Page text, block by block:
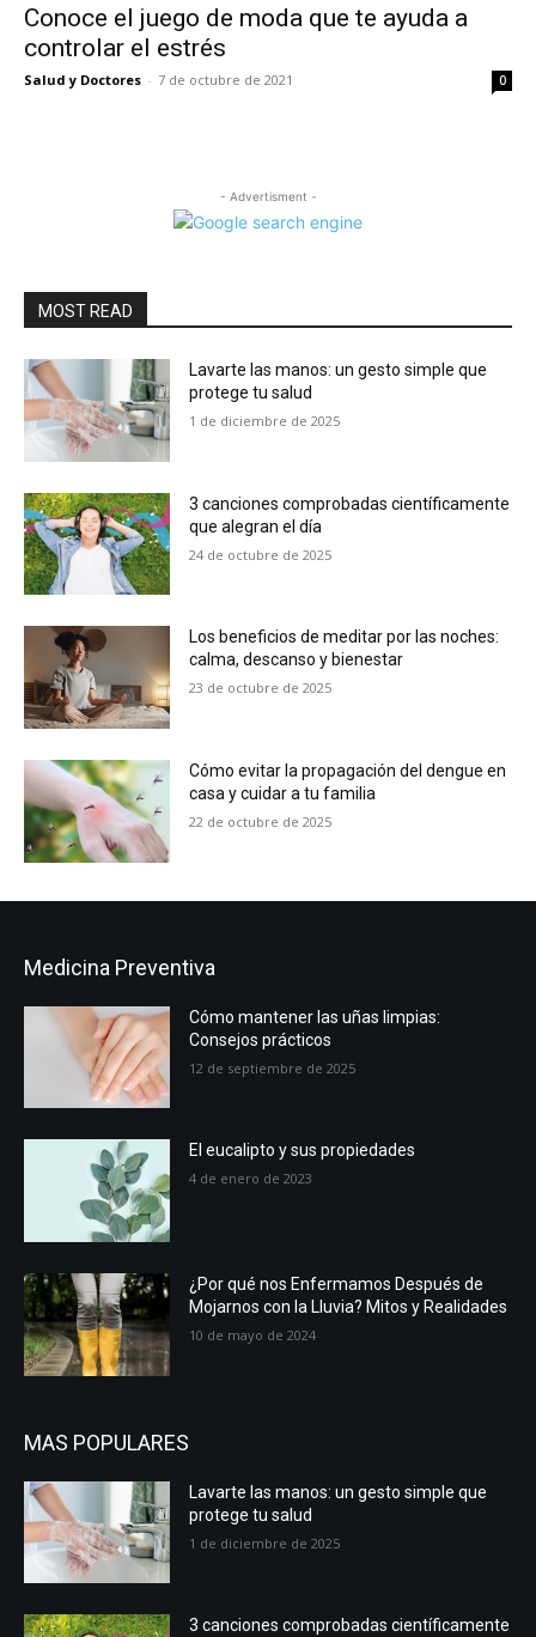
Conoce el juego de moda que te ayuda a
controlar el estrés
Salud y Doctores - 7 de octubre de 2021 0
- Advertisment -
MOST READ
Lavarte las manos: un gesto simple que
protege tu salud
1 de diciembre de 2025
3 canciones comprobadas científicamente
que alegran el día
24 de octubre de 2025
Los beneficios de meditar por las noches:
calma, descanso y bienestar
23 de octubre de 2025
Cómo evitar la propagación del dengue en
casa y cuidar a tu familia
22 de octubre de 2025
Medicina Preventiva
Cómo mantener las uñas limpias:
Consejos prácticos
12 de septiembre de 2025
El eucalipto y sus propiedades
4 de enero de 2023
¿Por qué nos Enfermamos Después de
Mojarnos con la Lluvia? Mitos y Realidades
10 de mayo de 2024
MAS POPULARES
Lavarte las manos: un gesto simple que
protege tu salud
1 de diciembre de 2025
3 canciones comprobadas científicamente